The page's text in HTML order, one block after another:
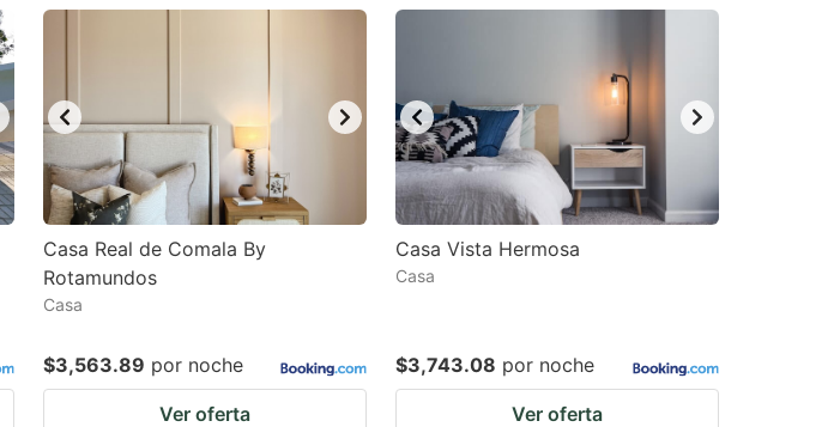
Casa Real de Comala By
Rotamundos
Casa
$3,563.89 por noche
Ver oferta
Casa Vista Hermosa
Casa
$3,743.08 por noche
Ver oferta